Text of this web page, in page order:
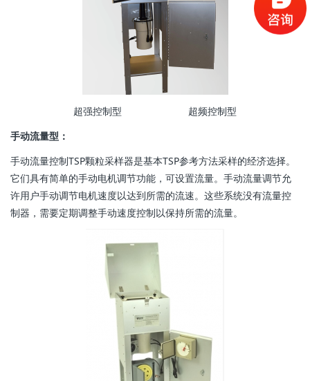
超强控制型 超频控制型
手动流量型：
手动流量控制TSP颗粒采样器是基本TSP参考方法采样的经济选择。
它们具有简单的手动电机调节功能，可设置流量。手动流量调节允
许用户手动调节电机速度以达到所需的流速。这些系统没有流量控
制器，需要定期调整手动速度控制以保持所需的流量。